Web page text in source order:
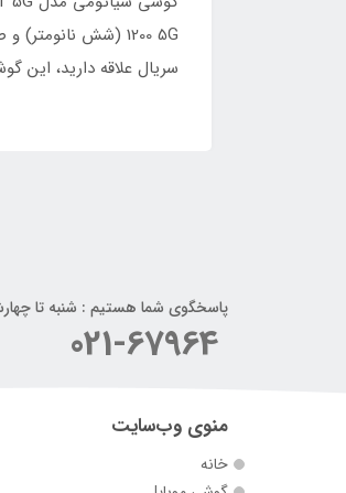
سریال علاقه دارید، این
پاسخگوی شما هستیم : شنبه تا چهارشنبه 9:00-17:30 . پنج شنبه
021-67964
منوی وب‌سایت
خانه